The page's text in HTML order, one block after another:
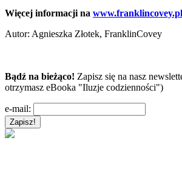
Więcej informacji na www.franklincovey.pl
Autor: Agnieszka Złotek, FranklinCovey
Bądź na bieżąco! Zapisz się na nasz
otrzymasz eBooka "Iluzje codzienności")
e-mail: